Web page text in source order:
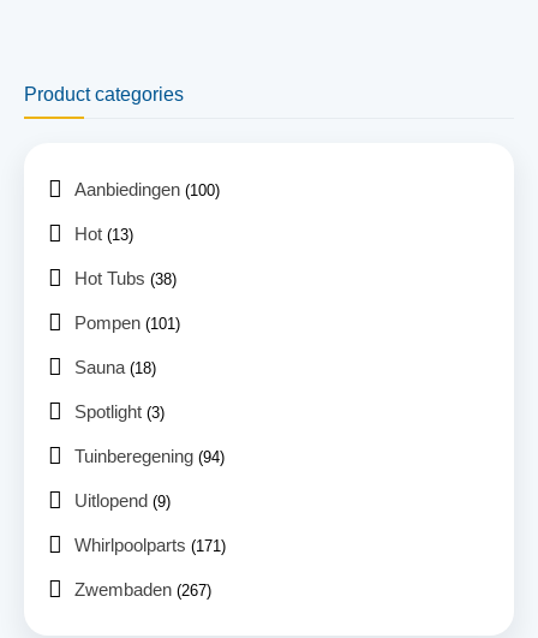
Product categories
Aanbiedingen (100)
Hot (13)
Hot Tubs (38)
Pompen (101)
Sauna (18)
Spotlight (3)
Tuinberegening (94)
Uitlopend (9)
Whirlpoolparts (171)
Zwembaden (267)